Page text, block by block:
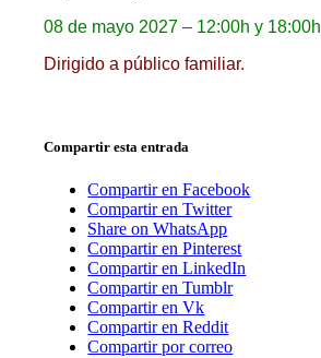
08 de mayo 2027 – 12:00h y 18:00h
Dirigido a público familiar.
Compartir esta entrada
Compartir en Facebook
Compartir en Twitter
Share on WhatsApp
Compartir en Pinterest
Compartir en LinkedIn
Compartir en Tumblr
Compartir en Vk
Compartir en Reddit
Compartir por correo